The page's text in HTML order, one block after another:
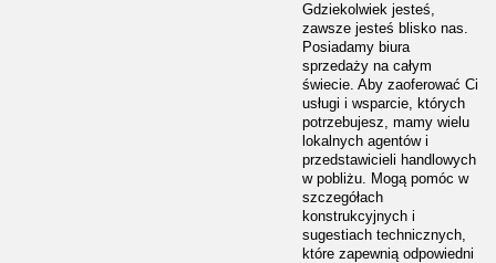
Gdziekolwiek jesteś,
zawsze jesteś blisko nas.
Posiadamy biura
sprzedaży na całym
świecie. Aby zaoferować Ci
usługi i wsparcie, których
potrzebujesz, mamy wielu
lokalnych agentów i
przedstawicieli handlowych
w pobliżu. Mogą pomóc w
szczegółach
konstrukcyjnych i
sugestiach technicznych,
które zapewnią odpowiedni